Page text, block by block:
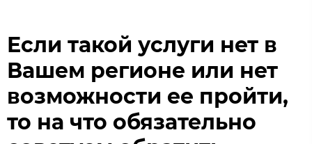
Если такой услуги нет в
Вашем регионе или нет
возможности ее пройти,
то на что обязательно